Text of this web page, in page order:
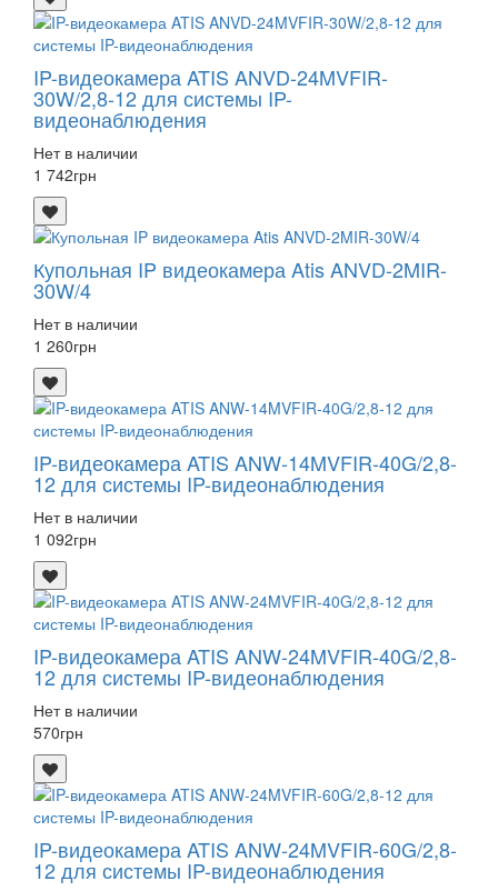
IP-видеокамера ATIS ANVD-24MVFIR-
30W/2,8-12 для системы IP-
видеонаблюдения
Нет в наличии
1 742грн
Купольная IP видеокамера Atis ANVD-2MIR-
30W/4
Нет в наличии
1 260грн
IP-видеокамера ATIS ANW-14MVFIR-40G/2,8-
12 для системы IP-видеонаблюдения
Нет в наличии
1 092грн
IP-видеокамера ATIS ANW-24MVFIR-40G/2,8-
12 для системы IP-видеонаблюдения
Нет в наличии
570грн
IP-видеокамера ATIS ANW-24MVFIR-60G/2,8-
12 для системы IP-видеонаблюдения